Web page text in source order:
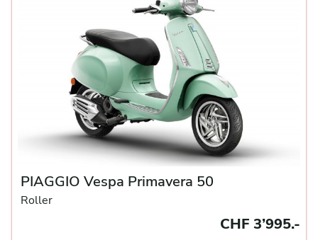
PIAGGIO Vespa Primavera 50
Roller
CHF 3’995.-